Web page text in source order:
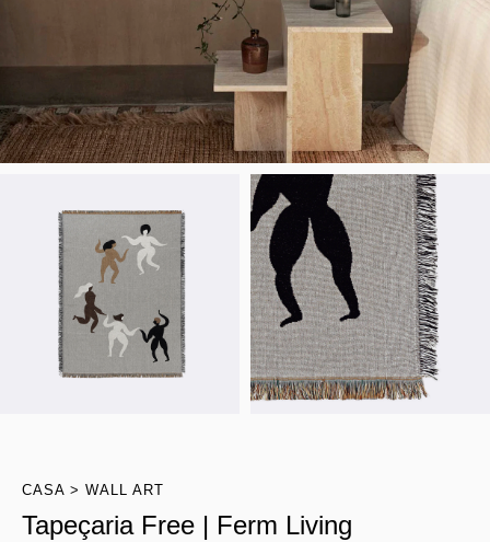
CASA WALL ART
Tapeçaria Free | Ferm Living